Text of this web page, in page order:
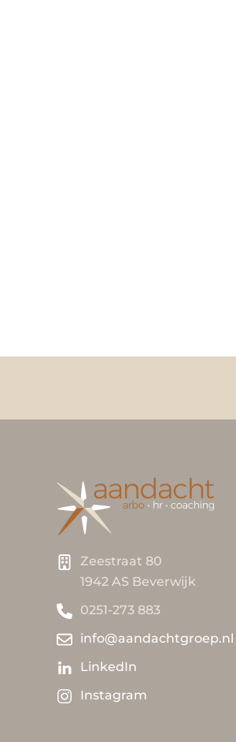
Zeestraat 80
1942 AS Beverwijk
0251-273 883
info@aandachtgroep.nl
LinkedIn
Instagram